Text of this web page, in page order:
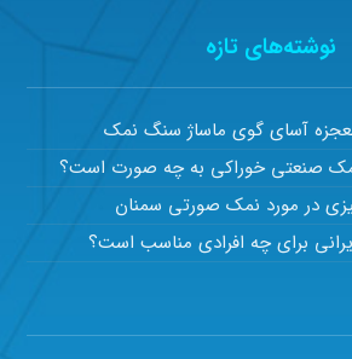
نوشته‌های تازه
آسای گوی ماساژ سنگ نمک
صنعتی خوراکی به چه صورت است؟
در مورد نمک صورتی سمنان
برای چه افرادی مناسب است؟